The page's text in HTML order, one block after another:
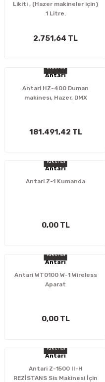
Likiti , (Hazer makineler için)
1 Litre.
2.751,64 TL
Tükendi
Antari
Antari HZ-400 Duman
makinesı, Hazer, DMX
181.491,42 TL
Tükendi
Antari
Antari Z-1 Kumanda
0,00 TL
Tükendi
Antari
Antari WT0100 W-1 Wireless
Aparat
0,00 TL
Tükendi
Antari
Antari Z-1500 II-H
REZİSTANS Sis Makinesi İçin